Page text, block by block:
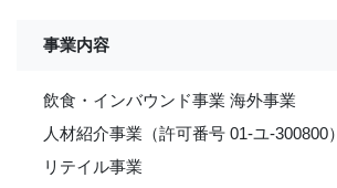
事業内容
飲食・インバウンド事業 海外事業
人材紹介事業（許可番号 01-ユ-300800）
リテイル事業